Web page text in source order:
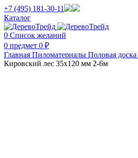
+7 (495) 181-30-11
Каталог
0 Список желаний
0 предмет 0 ₽
Главная Пиломатериалы Половая доска
Кировский лес 35х120 мм 2-6м